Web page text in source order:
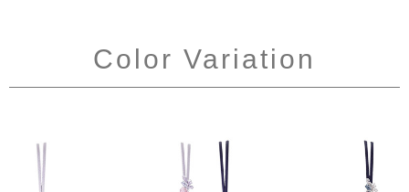
Color Variation